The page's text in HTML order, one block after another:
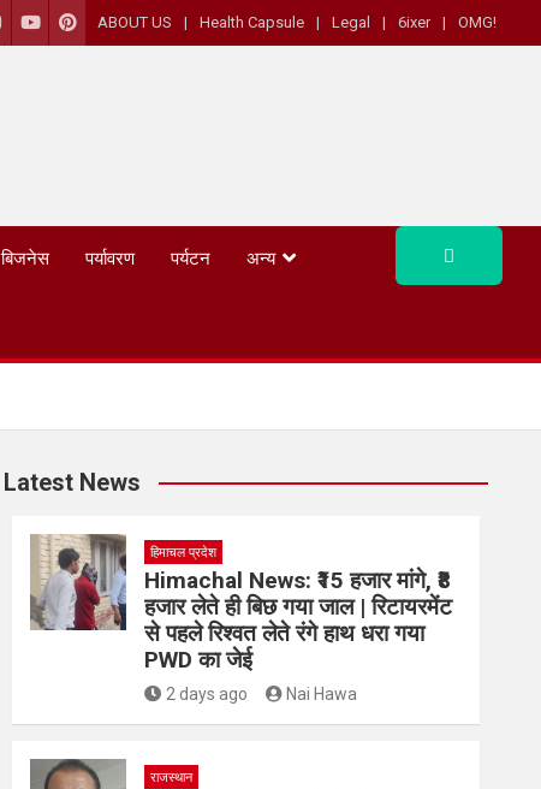
ABOUT US Health Capsule Legal 6ixer OMG!
बिजनेस पर्यावरण पर्यटन अन्य
Latest News
हिमाचल प्रदेश
Himachal News: ₹15 हजार मांगे, ₹8
हजार लेते ही बिछ गया जाल | रिटायरमेंट
से पहले रिश्वत लेते रंगे हाथ धरा गया
PWD का जेई
2 days ago Nai Hawa
राजस्थान